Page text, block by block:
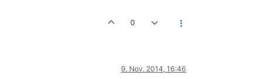
0
9. Nov. 2014, 16:46